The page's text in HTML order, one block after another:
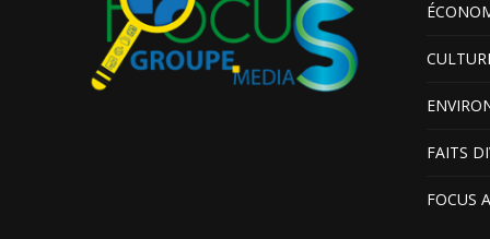
FAITS
FOCUS